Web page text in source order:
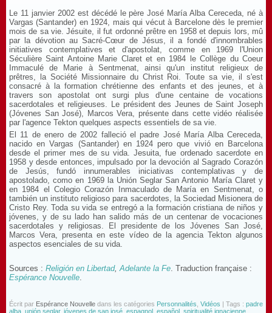
Le 11 janvier 2002 est décédé le père José María Alba Cereceda, né à
Vargas (Santander) en 1924, mais qui vécut à Barcelone dès le premier
mois de sa vie. Jésuite, il fut ordonné prêtre en 1958 et depuis lors, mû
par la dévotion au Sacré-Cœur de Jésus, il a fondé d'innombrables
initiatives contemplatives et d'apostolat, comme en 1969 l'Union
Séculière Saint Antoine Marie Claret et en 1984 le Collège du Coeur
Immaculé de Marie à Sentmenat, ainsi qu'un institut religieux de
prêtres, la Société Missionnaire du Christ Roi. Toute sa vie, il s'est
consacré à la formation chrétienne des enfants et des jeunes, et à
travers son apostolat ont surgi plus d'une centaine de vocations
sacerdotales et religieuses. Le président des Jeunes de Saint Joseph
(Jóvenes San José), Marcos Vera, présente dans cette vidéo réalisée
par l'agence Tekton quelques aspects essentiels de sa vie.
El 11 de enero de 2002 falleció el padre José María Alba Cereceda,
nacido en Vargas (Santander) en 1924 pero que vivió en Barcelona
desde el primer mes de su vida. Jesuita, fue ordenado sacerdote en
1958 y desde entonces, impulsado por la devoción al Sagrado Corazón
de Jesús, fundó innumerables iniciativas contemplativas y de
apostolado, como en 1969 la Unión Seglar San Antonio María Claret y
en 1984 el Colegio Corazón Inmaculado de María en Sentmenat, o
también un instituto religioso para sacerdotes, la Sociedad Misionera de
Cristo Rey. Toda su vida se entregó a la formación cristiana de niños y
jóvenes, y de su lado han salido más de un centenar de vocaciones
sacerdotales y religiosas. El presidente de los Jóvenes San José,
Marcos Vera, presenta en este vídeo de la agencia Tekton algunos
aspectos esenciales de su vida.
Sources : Religión en Libertad,Adelante la Fe. Traduction française :
Espérance Nouvelle.
Écrit par Espérance Nouvelle dans les catégories Personnalités Vidéos | Tags : padre
alba unión seglar, jóvenes de san josé espagnol español spiritualité ignacienne